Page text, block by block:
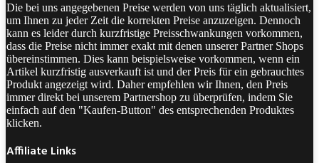
Die bei uns angegebenen Preise werden von uns täglich aktualisiert,
um Ihnen zu jeder Zeit die korrekten Preise anzuzeigen. Dennoch
kann es leider durch kurzfristige Preisschwankungen vorkommen,
dass die Preise nicht immer exakt mit denen unserer Partner Shops
übereinstimmen. Dies kann beispielsweise vorkommen, wenn ein
Artikel kurzfristig ausverkauft ist und der Preis für ein gebrauchtes
Produkt angezeigt wird. Daher empfehlen wir Ihnen, den Preis
immer direkt bei unserem Partnershop zu überprüfen, indem Sie
einfach auf den "Kaufen-Button" des entsprechenden Produktes
klicken.
Affiliate Links